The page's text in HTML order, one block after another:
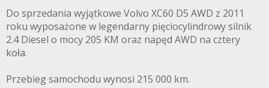
Do sprzedania wyjątkowe Volvo XC60 D5 AWD z 2011
roku wyposażone w legendarny pięciocylindrowy silnik
2.4 Diesel o mocy 205 KM oraz napęd AWD na cztery
koła.
Przebieg samochodu wynosi 215 000 km.